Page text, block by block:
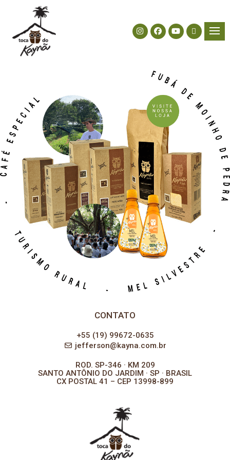
CONTATO
+55 (19) 99672-0635
jefferson@kayna.com.br
ROD. SP-346 · KM 209
SANTO ANTÔNIO DO JARDIM · SP · BRASIL
CX POSTAL 41 – CEP 13998-899